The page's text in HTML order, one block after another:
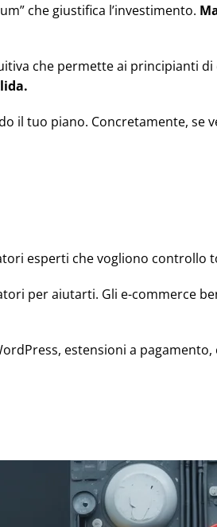
che giustifica l’investimento.
che permette ai principianti
il tuo piano. Concretamente, se
esperti che vogliono controllo
per aiutarti. Gli e-commerce
estensioni a